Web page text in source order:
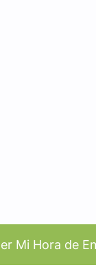
Mi Hora de